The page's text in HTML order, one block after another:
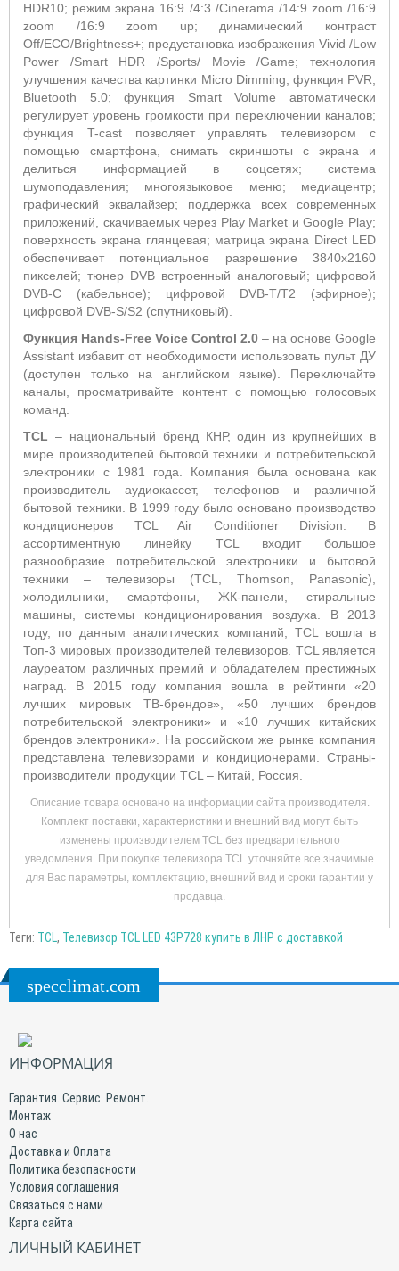
HDR10; режим экрана 16:9 /4:3 /Cinerama /14:9 zoom /16:9
zoom /16:9 zoom up; динамический контраст
Off/ECO/Brightness+; предустановка изображения Vivid /Low
Power /Smart HDR /Sports/ Movie /Game; технология
улучшения качества картинки Micro Dimming; функция PVR;
Bluetooth 5.0; функция Smart Volume автоматически
регулирует уровень громкости при переключении каналов;
функция T-cast позволяет управлять телевизором с
помощью смартфона, снимать скриншоты с экрана и
делиться информацией в соцсетях; система
шумоподавления; многоязыковое меню; медиацентр;
графический эквалайзер; поддержка всех современных
приложений, скачиваемых через Play Market и Google Play;
поверхность экрана глянцевая; матрица экрана Direct LED
обеспечивает потенциальное разрешение 3840х2160
пикселей; тюнер DVB встроенный аналоговый; цифровой
DVB-C (кабельное); цифровой DVB-T/T2 (эфирное);
цифровой DVB-S/S2 (спутниковый).
Функция Hands-Free Voice Control 2.0 – на основе Google
Assistant избавит от необходимости использовать пульт ДУ
(доступен только на английском языке). Переключайте
каналы, просматривайте контент с помощью голосовых
команд.
TCL – национальный бренд КНР, один из крупнейших в
мире производителей бытовой техники и потребительской
электроники с 1981 года. Компания была основана как
производитель аудиокассет, телефонов и различной
бытовой техники. В 1999 году было основано производство
кондиционеров TCL Air Conditioner Division. В
ассортиментную линейку TCL входит большое
разнообразие потребительской электроники и бытовой
техники – телевизоры (TCL, Thomson, Panasonic),
холодильники, смартфоны, ЖК-панели, стиральные
машины, системы кондиционирования воздуха. В 2013
году, по данным аналитических компаний, TCL вошла в
Топ-3 мировых производителей телевизоров. TCL является
лауреатом различных премий и обладателем престижных
наград. В 2015 году компания вошла в рейтинги «20
лучших мировых ТВ-брендов», «50 лучших брендов
потребительской электроники» и «10 лучших китайских
брендов электроники». На российском же рынке компания
представлена телевизорами и кондиционерами. Страны-
производители продукции TCL – Китай, Россия.
Описание товара основано на информации сайта производителя.
Комплект поставки, характеристики и внешний вид могут быть
изменены производителем TCL без предварительного
уведомления. При покупке телевизора TCL уточняйте все значимые
для Вас параметры, комплектацию, внешний вид и сроки гарантии у
продавца.
Теги: TCL, Телевизор TCL LED 43P728 купить в ЛНР с доставкой
specclimat.com
ИНФОРМАЦИЯ
Гарантия. Сервис. Ремонт.
Монтаж
О нас
Доставка и Оплата
Политика безопасности
Условия соглашения
Связаться с нами
Карта сайта
ЛИЧНЫЙ КАБИНЕТ